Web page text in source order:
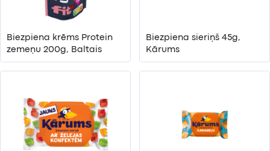
Biezpiena krēms Protein
zemeņu 200g, Baltais
Biezpiena sieriņš 45g,
Kārums